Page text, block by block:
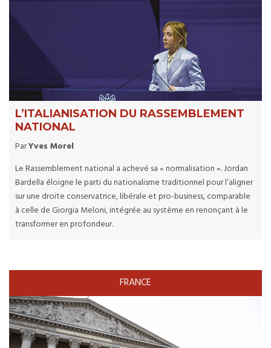
L’ITALIANISATION DU RASSEMBLEMENT
NATIONAL
ParYves Morel
Le Rassemblement national a achevé sa « normalisation ». Jordan
Bardella éloigne le parti du nationalisme traditionnel pour l’aligner
sur une droite conservatrice, libérale et pro-business, comparable
à celle de Giorgia Meloni, intégrée au système en renonçant à le
transformer en profondeur.
FRANCE